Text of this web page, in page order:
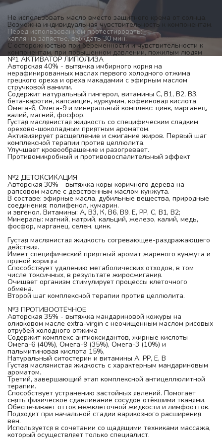
Не использовать масло вместо защитного крема от солнца.
Возможна индивидуальная чувствительность к компонентам.
Перед использованием протестировать:
капля на запястье, выждать 30 мин.
С осторожностью при беременности и чувствительности к
компонентам, при повышенном давлении, пожилым людям
№1 АКТИВАТОР ЛИПОЛИЗА
Авторская 40% - вытяжка имбирного корня на
нерафинированных маслах первого холодного отжима
грецкого ореха и ореха макадамии с эфирным маслом
стручковой ванили.
Содержит натуральный гингерол, витамины С, В1, В2, В3,
бета-каротин, капсаицин, куркумин, кофеиновая кислота
Омега-6, Омега-9 и минеральный комплекс: цинк, марганец,
калий, магний, фосфор.
Густая маслянистая жидкость со специфическим сладким
орехово-шоколадным приятным ароматом.
Активизирует расщепление и сжигание жиров. Первый шаг
комплексной терапии против целлюлита.
Улучшает кровообращение и разогревает.
Противомикробный и противовоспалительный эффект
№2 ДЕТОКСИКАЦИЯ
Авторская 30% - вытяжка коры коричного дерева на
рапсовом масле с девственным маслом кунжута.
В составе: эфирные масла, дубильные вещества, природные
соединения: полифенол, кумарин.
и эвгенол. Витамины: А, В3, К, В6, В9, Е, РР, С, В1, В2;
Минералы: магний, натрий, кальций, железо, калий, медь,
фосфор, марганец, селен, цинк.
Густая маслянистая жидкость согревающее-раздражающего
действия.
Имеет специфический приятный аромат жареного кунжута и
пряной корицы
Способствует удалению метаболических отходов, в том
числе токсичных, в результате жиросжигания.
Очищает организм стимулирует процессы клеточного
обмена.
Второй шаг комплексной терапии против целлюлита.
№3 ПРОТИВООТЁЧНОЕ
Авторская 35% - вытяжка мандариновой кожуры на
оливковом масле extra-virgin c неочищенным маслом рисовых
отрубей холодного отжима
Содержит комплекс антиоксидантов, жирные кислоты
Омега-6 (40%), Омега-9 (35%), Омега-3 (10%) и
пальмитиновая кислота 15%,
Натуральный ситостерин и витамины А, РР, Е, В
Густая маслянистая жидкость с характерным мандариновым
ароматом.
Третий, завершающий этап комплексной антицеллюлитной
терапии.
Способствует устранению застойных явлений. Помогает
снять физическое сдавливание сосудов отёкшими тканями.
Обеспечивает отток межклеточной жидкости и лимфоотток.
Подходит при начальной стадии варикозного расширения
вен.
Используется в сочетании со щадящими техниками массажа,
который осуществляет только специалист.